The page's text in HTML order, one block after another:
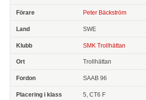
Peter Bäckström
SWE
SMK Trollhättan
Trollhättan
SAAB 96
5, CT6 F